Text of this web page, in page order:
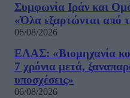
Συμφωνία Ιράν και
«Όλα εξαρτώνται από
06/08/2026
ΕΛΑΣ: «Βιομηχανία
7 χρόνια μετά,
υποσχέσεις»
06/08/2026